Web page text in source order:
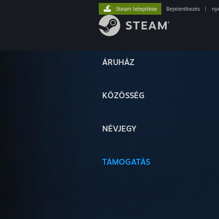
ÁRUHÁZ
KÖZÖSSÉG
NÉVJEGY
TÁMOGATÁS
Steam telepítése Bejelentkezés